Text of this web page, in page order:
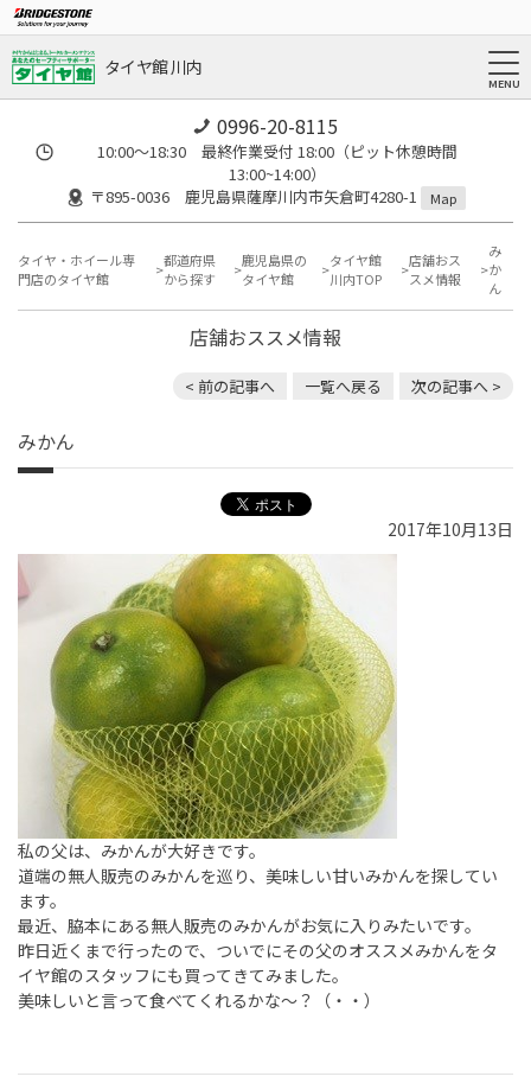
タイヤ館 川内
0996-20-8115
10:00～18:30 最終作業受付 18:00（ピット休憩時間
13:00~14:00）
〒895-0036 鹿児島県薩摩川内市矢倉町4280-1
Map
タイヤ・ホイール専
門店のタイヤ館
都道府県
から探す
鹿児島県の
タイヤ館
タイヤ館
川内TOP
店舗おス
スメ情報
み
か
ん
店舗おススメ情報
< 前の記事へ 一覧へ戻る 次の記事へ >
みかん
2017年10月13日
私の父は、みかんが大好きです。
道端の無人販売のみかんを巡り、美味しい甘いみかんを探してい
ます。
最近、脇本にある無人販売のみかんがお気に入りみたいです。
昨日近くまで行ったので、ついでにその父のオススメみかんをタ
イヤ館のスタッフにも買ってきてみました。
美味しいと言って食べてくれるかな～？（・・）